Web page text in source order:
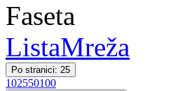
Faseta
ListaMreža
Po stranici: 25
102550100